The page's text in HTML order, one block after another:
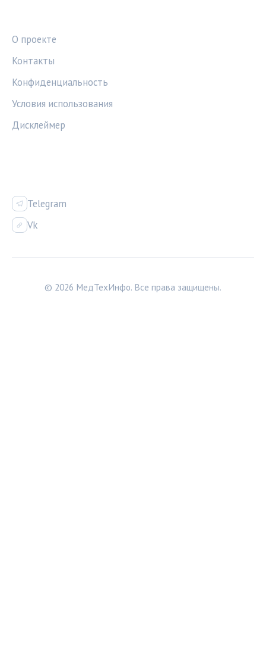
О проекте
Контакты
Конфиденциальность
Условия использования
Дисклеймер
Telegram
Vk
© 2026 МедТехИнфо. Все права защищены.